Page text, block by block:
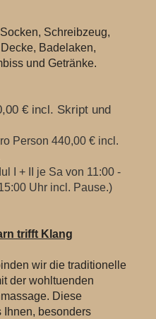
Schreibzeug,
Badelaken,
und Getränke.
€ incl. Skript und
440,00 € incl.
I + II je Sa von 11:00 -
Uhr incl. Pause.)
trifft Klang
wir die traditionelle
der wohltuenden
Diese
Ihnen, besonders